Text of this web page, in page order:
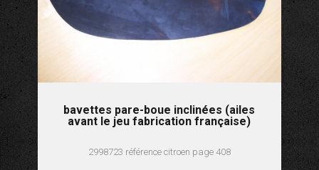
bavettes pare-boue inclinées (ailes
avant le jeu fabrication française)
2998723 référence citroen page 408